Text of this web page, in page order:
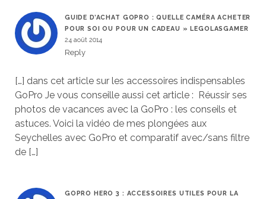
GUIDE D’ACHAT GOPRO : QUELLE CAMÉRA ACHETER
POUR SOI OU POUR UN CADEAU » LEGOLASGAMER
24 août 2014
Reply
[…] dans cet article sur les accessoires indispensables
GoPro Je vous conseille aussi cet article : Réussir ses
photos de vacances avec la GoPro : les conseils et
astuces. Voici la vidéo de mes plongées aux
Seychelles avec GoPro et comparatif avec/sans filtre
de […]
GOPRO HERO 3 : ACCESSOIRES UTILES POUR LA